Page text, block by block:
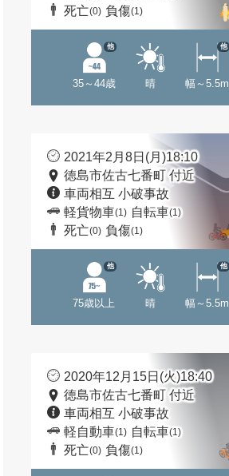
死亡(0) 負傷(1)
35～44歳
他
晴 幅～5.5m
他
2021年2月8日(月)18:10
徳島市佐古七番町 付近
車両相互 小破事故
軽貨物車(1) 自転車(1)
死亡(0) 負傷(1)
75歳以上
他
晴 幅～5.5m
他
2020年12月15日(火)18:40
徳島市佐古七番町 付近
車両相互 小破事故
軽自動車(1) 自転車(1)
死亡(0) 負傷(1)